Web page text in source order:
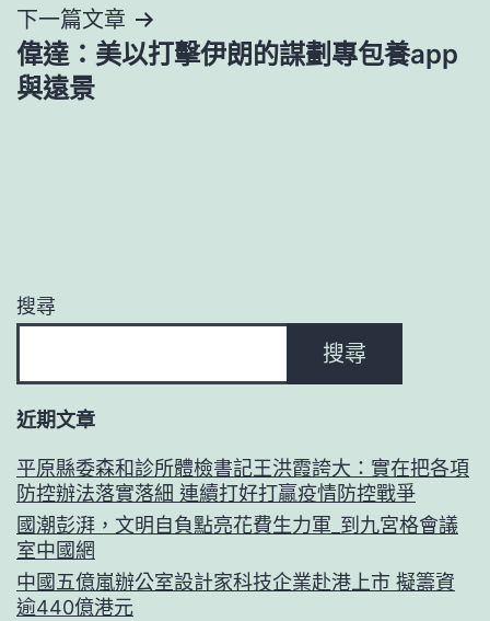
覽
下一篇文章
偉達：美以打擊伊朗的謀劃專包養app
與遠景
搜尋
搜尋
近期文章
平原縣委森和診所體檢書記王洪霞誇大：實在把各項
防控辦法落實落細 連續打好打贏疫情防控戰爭
國潮彭湃，文明自負點亮花費生力軍_到九宮格會議
室中國網
中國五億嵐辦公室設計家科技企業赴港上市 擬籌資
逾440億港元